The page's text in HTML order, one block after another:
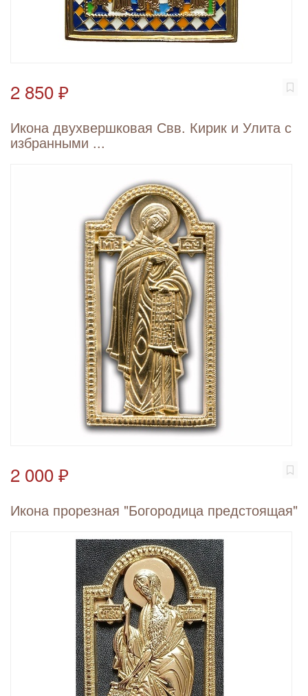
2 850 ₽
Икона двухвершковая Свв. Кирик и Улита с
избранными ...
2 000 ₽
Икона прорезная "Богородица предстоящая"